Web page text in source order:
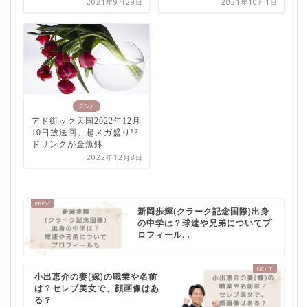
2021年9月29日 2021年10月1日
グルメ
アド街ック天国2022年12月
10日放送回。超メガ盛り!?
ドリンクが金魚鉢
2022年12月8日
新岡歩輝(クラーク記念国際)出身
の中学は？球速や兄弟についてプ
ロフィール...
小出恵介の妻(嫁)の職業や名前
は？セレブ美女で、顔画像はあ
る？